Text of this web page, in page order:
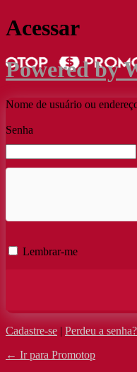
Acessar
Powered by
Nome de usuário ou
Senha
Lembrar-me
Cadastre-se | Perdeu a senha?
← Ir para Promotop